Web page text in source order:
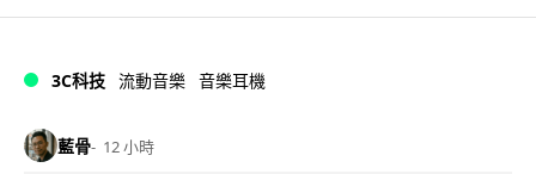
3C科技 流動音樂 音樂耳機
藍骨 12 小時